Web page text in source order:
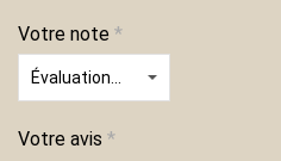
Votre note *
Votre avis *